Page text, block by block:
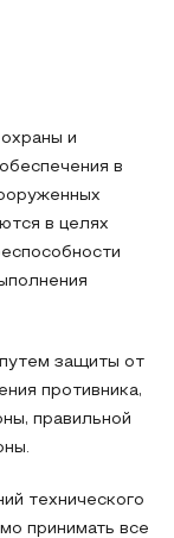
и
в
в целях
защиты от
противника,
правильной
технического
принимать все